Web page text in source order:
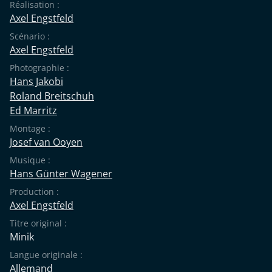
Réalisation :
Axel Engstfeld
Scénario :
Axel Engstfeld
Photographie :
Hans Jakobi
Roland Breitschuh
Ed Marritz
Montage :
Josef van Ooyen
Musique :
Hans Günter Wagener
Production :
Axel Engstfeld
Titre original :
Minik
Langue originale :
Allemand